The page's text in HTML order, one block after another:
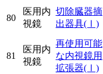
80
医用内
視鏡
切除臓器摘
出器具(Ⅰ)
81
医用内
視鏡
再使用可能
な内視鏡用
拡張器(Ⅰ)